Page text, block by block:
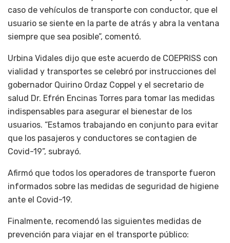
caso de vehículos de transporte con conductor, que el
usuario se siente en la parte de atrás y abra la ventana
siempre que sea posible”, comentó.
Urbina Vidales dijo que este acuerdo de COEPRISS con
vialidad y transportes se celebró por instrucciones del
gobernador Quirino Ordaz Coppel y el secretario de
salud Dr. Efrén Encinas Torres para tomar las medidas
indispensables para asegurar el bienestar de los
usuarios. “Estamos trabajando en conjunto para evitar
que los pasajeros y conductores se contagien de
Covid-19”, subrayó.
Afirmó que todos los operadores de transporte fueron
informados sobre las medidas de seguridad de higiene
ante el Covid-19.
Finalmente, recomendó las siguientes medidas de
prevención para viajar en el transporte público: